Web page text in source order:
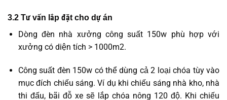
3.2 Tư vấn lắp đặt cho dự án
Dòng đèn nhà xưởng công suất 150w phù hợp với
xưởng có diện tích > 1000m2.
Công suất đèn 150w có thể dùng cả 2 loại chóa tùy vào
mục đích chiếu sáng. Ví dụ khi chiếu sáng nhà kho, nhà
thi đấu, bãi đỗ xe sẽ lắp chóa nông 120 độ. Khi chiếu